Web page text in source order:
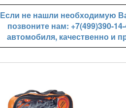
Если не нашли необходимую
позвоните нам: +7(499)390-
автомобиля, качественно и